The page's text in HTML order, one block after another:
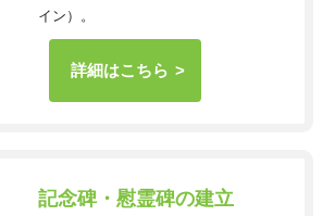
イン）。
詳細はこちら
記念碑・慰霊碑の建立